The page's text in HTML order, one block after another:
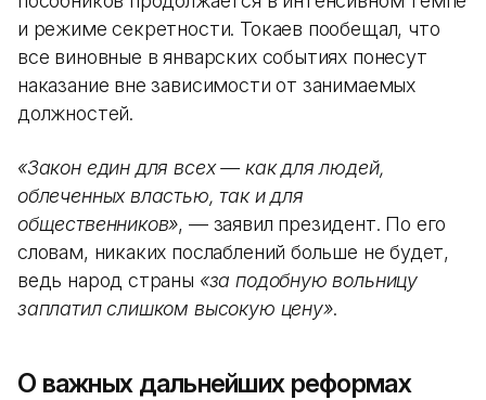
и режиме секретности. Токаев пообещал, что
все виновные в январских событиях понесут
наказание вне зависимости от занимаемых
должностей.
«Закон един для всех — как для людей,
облеченных властью, так и для
общественников», — заявил президент. По его
словам, никаких послаблений больше не будет,
ведь народ страны «за подобную вольницу
заплатил слишком высокую цену».
О важных дальнейших реформах